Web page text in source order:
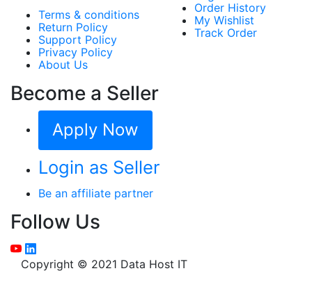
Terms & conditions
Return Policy
Support Policy
Privacy Policy
About Us
Order History
My Wishlist
Track Order
Become a Seller
Apply Now
Login as Seller
Be an affiliate partner
Follow Us
Copyright © 2021 Data Host IT